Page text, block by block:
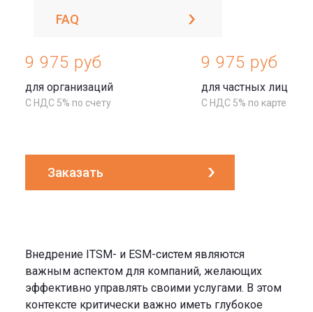
FAQ
9 975 руб
для организаций
С НДС 5% по счету
9 975 руб
для частных лиц
С НДС 5% по карте
Заказать
Внедрение ITSM- и ESM-систем являются
важным аспектом для компаний, желающих
эффективно управлять своими услугами. В этом
контексте критически важно иметь глубокое